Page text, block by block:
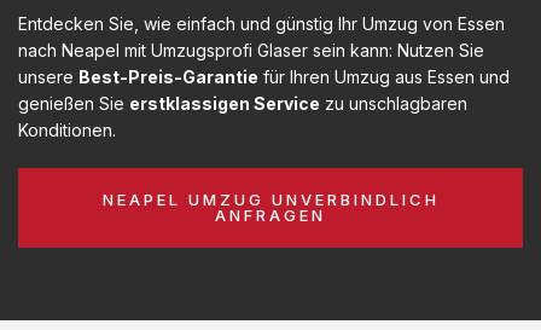
Entdecken Sie, wie einfach und günstig Ihr Umzug von Essen
nach Neapel mit Umzugsprofi Glaser sein kann: Nutzen Sie
unsere Best-Preis-Garantie für Ihren Umzug aus Essen und
genießen Sie erstklassigen Service zu unschlagbaren
Konditionen.
NEAPEL UMZUG UNVERBINDLICH
ANFRAGEN